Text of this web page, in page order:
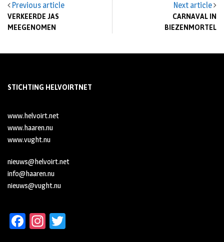
Previous article
VERKEERDE JAS
MEEGENOMEN
Next article
CARNAVAL IN
BIEZENMORTEL
STICHTING HELVOIRTNET
www.helvoirt.net
www.haaren.nu
www.vught.nu
nieuws@helvoirt.net
info@haaren.nu
nieuws@vught.nu
Fa In